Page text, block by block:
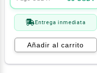
Entrega inmediata
Añadir al carrito